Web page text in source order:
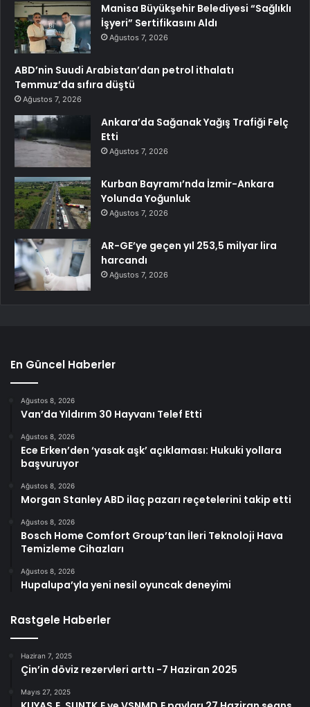
Manisa Büyükşehir Belediyesi “Sağlıklı
İşyeri” Sertifikasını Aldı
Ağustos 7, 2026
ABD’nin Suudi Arabistan’dan petrol ithalatı
Temmuz’da sıfıra düştü
Ağustos 7, 2026
Ankara’da Sağanak Yağış Trafiği Felç
Etti
Ağustos 7, 2026
Kurban Bayramı’nda İzmir-Ankara
Yolunda Yoğunluk
Ağustos 7, 2026
AR-GE’ye geçen yıl 253,5 milyar lira
harcandı
Ağustos 7, 2026
En Güncel Haberler
Ağustos 8, 2026
Van’da Yıldırım 30 Hayvanı Telef Etti
Ağustos 8, 2026
Ece Erken’den ‘yasak aşk’ açıklaması: Hukuki yollara
başvuruyor
Ağustos 8, 2026
Morgan Stanley ABD ilaç pazarı reçetelerini takip etti
Ağustos 8, 2026
Bosch Home Comfort Group’tan İleri Teknoloji Hava
Temizleme Cihazları
Ağustos 8, 2026
Hupalupa’yla yeni nesil oyuncak deneyimi
Rastgele Haberler
Haziran 7, 2025
Çin’in döviz rezervleri arttı -7 Haziran 2025
Mayıs 27, 2025